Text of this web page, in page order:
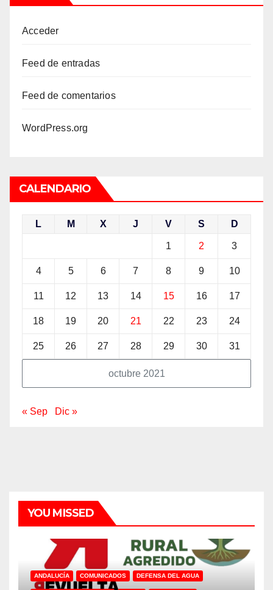
Acceder
Feed de entradas
Feed de comentarios
WordPress.org
CALENDARIO
octubre 2021
L M X J V S D
1 2 3
4 5 6 7 8 9 10
11 12 13 14 15 16 17
18 19 20 21 22 23 24
25 26 27 28 29 30 31
« Sep Dic »
YOU MISSED
ANDALUCÍA COMUNICADOS DEFENSA DEL AGUA